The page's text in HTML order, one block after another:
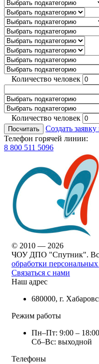
Количество человек
Количество человек
Посчитать
Создать
Телефон горячей линии:
8 800 511 5096
© 2010 — 2026
ЧОУ ДПО "Спутник".
обработки
Связаться с нами
Наш адрес
680000, г.
Режим работы
Пн–Пт: 9:00 – 18:00
Сб–Вс: выходной
Телефоны